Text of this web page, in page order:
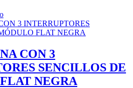
CON 3
SENCILLOS DE
NEGRA